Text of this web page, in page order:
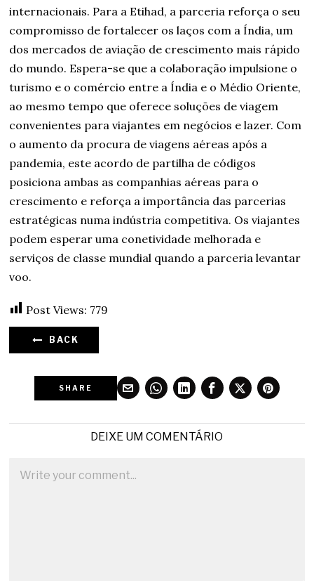
internacionais. Para a Etihad, a parceria reforça o seu
compromisso de fortalecer os laços com a Índia, um
dos mercados de aviação de crescimento mais rápido
do mundo. Espera-se que a colaboração impulsione o
turismo e o comércio entre a Índia e o Médio Oriente,
ao mesmo tempo que oferece soluções de viagem
convenientes para viajantes em negócios e lazer. Com
o aumento da procura de viagens aéreas após a
pandemia, este acordo de partilha de códigos
posiciona ambas as companhias aéreas para o
crescimento e reforça a importância das parcerias
estratégicas numa indústria competitiva. Os viajantes
podem esperar uma conetividade melhorada e
serviços de classe mundial quando a parceria levantar
voo.
Post Views: 779
BACK
SHARE
DEIXE UM COMENTÁRIO